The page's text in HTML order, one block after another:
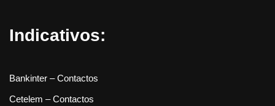
Indicativos:
Bankinter – Contactos
Cetelem – Contactos